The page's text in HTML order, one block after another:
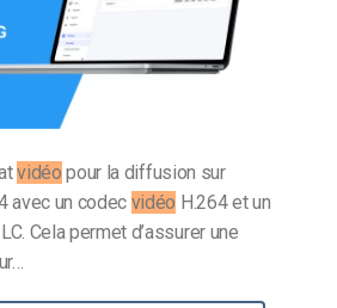
vidéo pour la diffusion sur
avec un codec vidéo H.264 et un
Cela permet d’assurer une